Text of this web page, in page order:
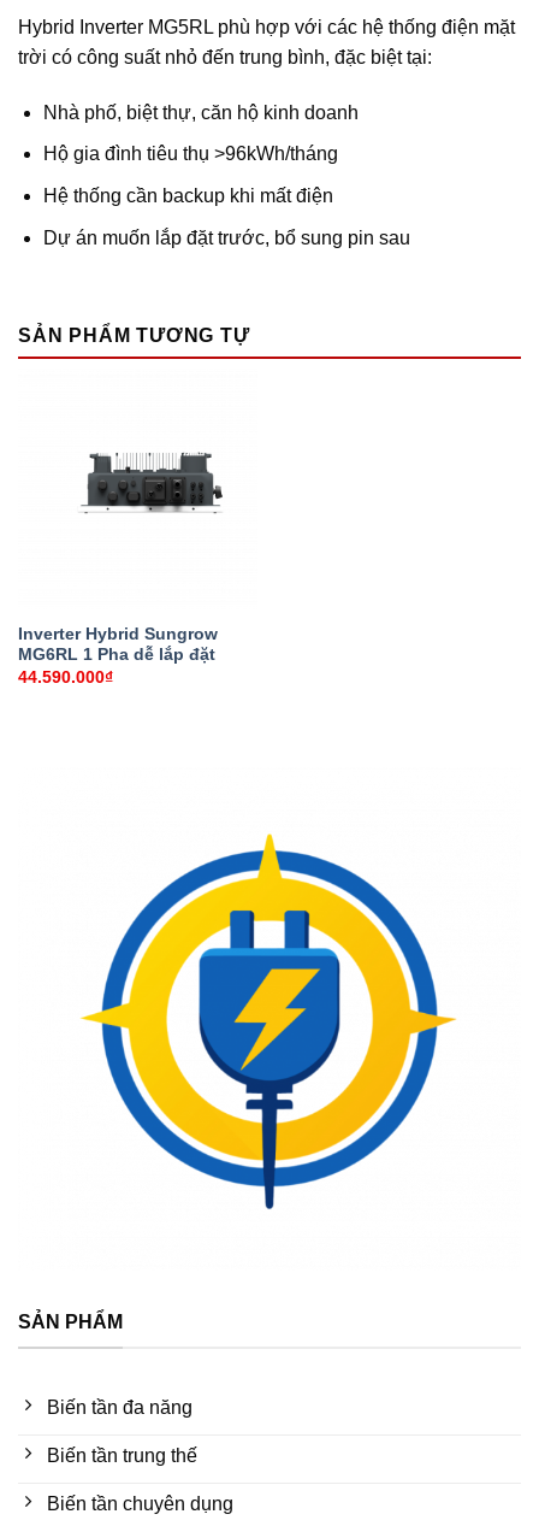
Hybrid Inverter MG5RL phù hợp với các hệ thống điện mặt
trời có công suất nhỏ đến trung bình, đặc biệt tại:
Nhà phố, biệt thự, căn hộ kinh doanh
Hộ gia đình tiêu thụ >96kWh/tháng
Hệ thống cần backup khi mất điện
Dự án muốn lắp đặt trước, bổ sung pin sau
SẢN PHẨM TƯƠNG TỰ
Inverter Hybrid Sungrow
MG6RL 1 Pha dễ lắp đặt
44.590.000₫
SẢN PHẨM
Biến tần đa năng
Biến tần trung thế
Biến tần chuyên dụng